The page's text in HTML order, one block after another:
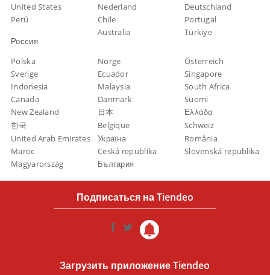
United States
Nederland
Deutschland
Perú
Chile
Portugal
Россия
Australia Türkiye
Polska Norge
Österreich
Sverige
Ecuador
Singapore
Indonesia
Malaysia
South Africa
Canada
Danmark
Suomi
New Zealand
日本
Ελλάδα
한국
Belgique
Schweiz
United Arab Emirates
Україна
România
Maroc
Ceská republika
Slovenská republika
Magyarország
България
Подписаться на Tiendeo
Загрузить приложение Tiendeo